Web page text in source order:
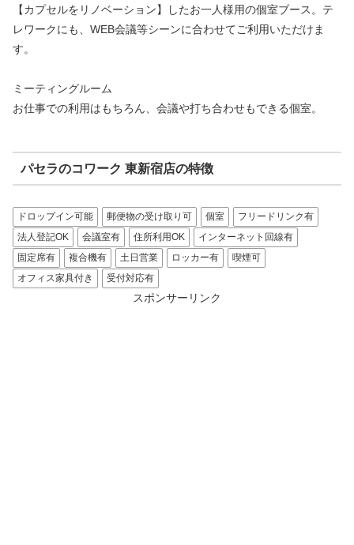
【カプセルをリノベーション】したお一人様用の個室ブース。テ
レワークにも、WEB会議等シーンに合わせてご利用いただけま
す。
ミーティングルーム
お仕事での利用はもちろん、会議や打ち合わせもできる個室。
パセラのコワーク 東新宿店の特徴
ドロップイン可能 郵便物の受け取り可 個室
フリードリンク有
法人登記OK
会議室有 住所利用OK
インターネット回線有
固定席有
複合機有 土日営業 ロッカー有
喫煙可
オフィス家具付き
受付対応有
スポンサーリンク